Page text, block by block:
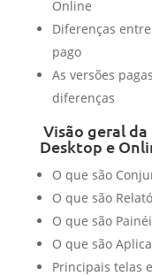
Online
Diferenças
pago
As versões
diferenças
Visão geral
Desktop e
O que são
O que são
O que são
O que são
Principais telas